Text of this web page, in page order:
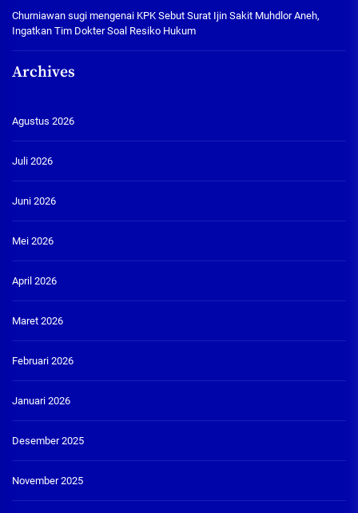
Churniawan sugi mengenai KPK Sebut Surat Ijin Sakit Muhdlor Aneh,
Ingatkan Tim Dokter Soal Resiko Hukum
Archives
Agustus 2026
Juli 2026
Juni 2026
Mei 2026
April 2026
Maret 2026
Februari 2026
Januari 2026
Desember 2025
November 2025